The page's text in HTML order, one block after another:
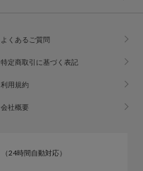
よくあるご質問
特定商取引に基づく表記
利用規約
会社概要
（24時間自動対応）